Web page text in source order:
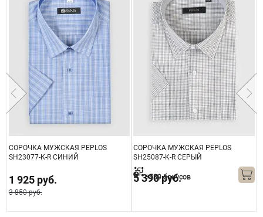
СОРОЧКА МУЖСКАЯ PEPLOS
SH23077-К-R СИНИЙ
1 925 руб.
3 850 руб.
СОРОЧКА МУЖСКАЯ PEPLOS
SH25087-K-R СЕРЫЙ
5 390 руб.
+539 бонусов